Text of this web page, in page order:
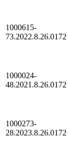
1000615-
73.2022.8.26.0172
1000024-
48.2021.8.26.0172
1000273-
28.2023.8.26.0172